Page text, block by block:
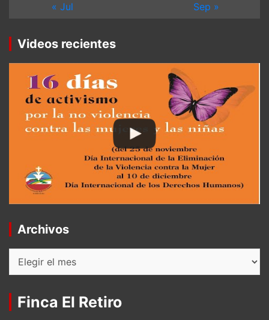
« Jul
Sep »
Videos recientes
Archivos
Archivos
Finca El Retiro